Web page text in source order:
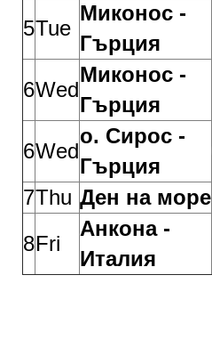
5Tue
Миконос -
Гърция
6Wed
Миконос -
Гърция
6Wed
о. Сирос -
Гърция
7Thu Ден на море
8Fri
Анкона -
Италия